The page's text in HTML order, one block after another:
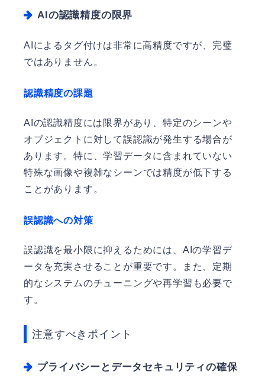
AIの認識精度の限界
AIによるタグ付けは非常に高精度ですが、完璧
ではありません。
認識精度の課題
AIの認識精度には限界があり、特定のシーンや
オブジェクトに対して誤認識が発生する場合が
あります。特に、学習データに含まれていない
特殊な画像や複雑なシーンでは精度が低下する
ことがあります。
誤認識への対策
誤認識を最小限に抑えるためには、AIの学習デ
ータを充実させることが重要です。また、定期
的なシステムのチューニングや再学習も必要で
す。
注意すべきポイント
プライバシーとデータセキュリティの確保